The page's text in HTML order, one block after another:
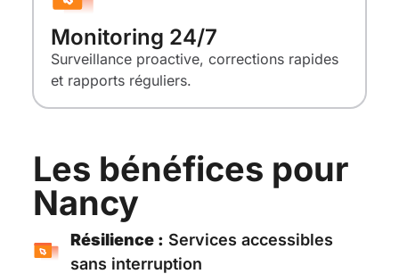
Monitoring 24/7
Surveillance proactive, corrections rapides
et rapports réguliers.
Les bénéfices pour
Nancy
Résilience : Services accessibles
sans interruption